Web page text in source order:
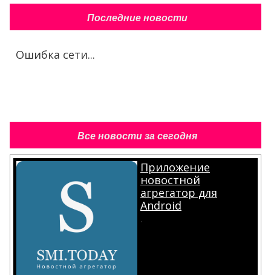
Последние новости
Ошибка сети...
Все новости за сегодня
Приложение
новостной
агрегатор для
Android
.